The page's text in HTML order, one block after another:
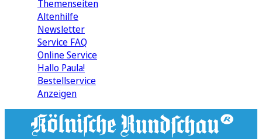
Themenseiten
Altenhilfe
Newsletter
Service FAQ
Online Service
Hallo Paula!
Bestellservice
Anzeigen